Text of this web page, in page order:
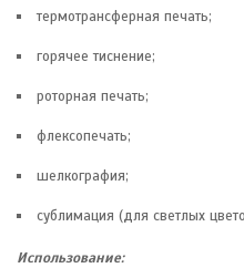
термотрансферная печать;
горячее тиснение;
роторная печать;
флексопечать;
шелкография;
сублимация (для светлых
Использование: